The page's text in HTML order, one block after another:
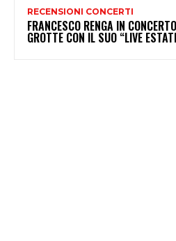
RECENSIONI CONCERTI
FRANCESCO RENGA IN
GROTTE CON IL SUO “LIVE